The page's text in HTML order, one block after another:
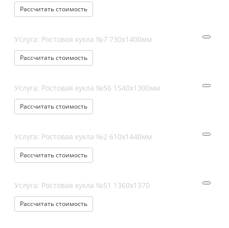
Рассчитать стоимость
Услуга: Ростовая кукла №7 730х1400мм
Рассчитать стоимость
Услуга: Ростовая кукла №56 1540х1300мм
Рассчитать стоимость
Услуга: Ростовая кукла №2 610х1440мм
Рассчитать стоимость
Услуга: Ростовая кукла №51 1360х1370
Рассчитать стоимость